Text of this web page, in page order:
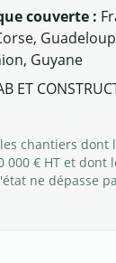
couverte :
Guyane
ET
chantiers dont
000 € HT et dont
ne dépasse